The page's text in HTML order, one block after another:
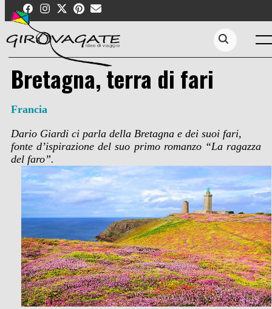
content
Search...
Bretagna, terra di fari
Francia
Dario Giardi ci parla della Bretagna e dei suoi fari,
fonte d’ispirazione del suo primo romanzo “La ragazza
del faro”.